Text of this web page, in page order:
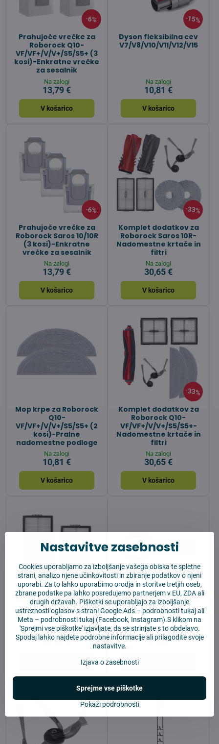
6%
Prahujoče vrečke za
Roborock Q10-
VF/VF+/V/V+/S5/S5+ (3
kosi)-Enkratne vrečke
za sesalnik
Na zalogi
13,79 €
V košarico
15%
Dyson fleksibilna cev
V7/V8/V10/V11/V12/V15
Na zalogi
10,81 €
V košarico
6%
Prahujoče vrečke za
Roborock Saros 10/10R
(3 kosi)-Enkratne
vrečke za sesalnik
Na zalogi
13,79 €
V košarico
33%
Komplet dodatkov za
Roborock Saros 10R-
Nadomestne krtače in
filtri
Na zalogi
30,65 €
V košarico
Mop krpe za Roborock
Q10-
VF/VF+/V/V+/S5/S5+ (2
kosi)-Pralne
nadomestne podloge
Na zalogi
10,81 €
V košarico
33%
Komplet dodatkov za
Roborock Q10-
VF/VF+/V/V+/S5/S5+-
Nadomestne krtače in
filtri
Na zalogi
30,65 €
V košarico
HEPA filtri za Roborock
Saros 10R (2 kosi)-
Visoko učinkovit filtri
za sesalnik
Na zalogi
10,81 €
4Robot USB Drive 8GB
Na zalogi
5,90 €
Nastavitve zasebnosti
Cookies uporabljamo za izboljšanje vašega obiska te spletne
strani, analizo njene učinkovitosti in zbiranje podatkov o njeni
uporabi. Za to lahko uporabimo orodja in storitve tretjih oseb,
zbrane podatke pa lahko posredujemo partnerjem v EU, ZDA ali
drugih državah. Piškotki se uporabljajo za izboljšanje
ustreznosti oglasov s strani Google Ads – podrobnosti tukajali
Meta – podrobnosti tukaj (Facebook, Instagram).S klikom na
'Sprejmi vse piškotke' izjavljate, da se strinjate s to obdelavo.
Spodaj lahko najdete podrobne informacije ali prilagodite svoje
nastavitve.
Izjava o zasebnosti
Pokaži podrobnosti
Sprejme vse piškotke